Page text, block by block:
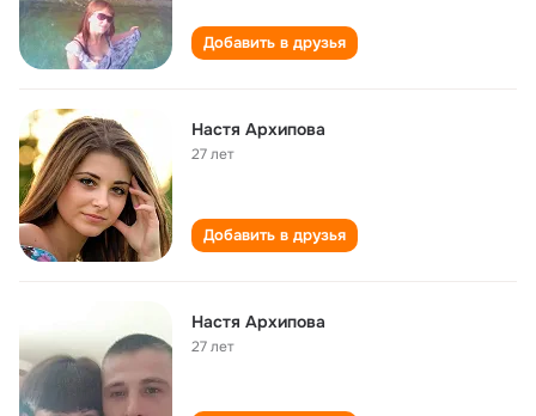
Добавить в друзья
Настя Архипова
27 лет
Добавить в друзья
Настя Архипова
27 лет